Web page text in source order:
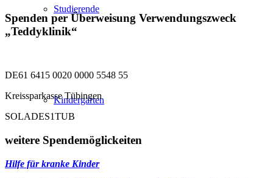
Studierende
Kindergärten
Spenden per Überweisung Verwendungszweck
„Teddyklinik“
DE61 6415 0020 0000 5548 55
Kreissparkasse Tübingen
SOLADES1TUB
weitere Spendemöglickeiten
Hilfe für kranke Kinder